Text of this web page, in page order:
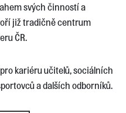
svých činností a
již tradičně centrum
ČR.
kariéru učitelů, sociálních
a dalších odborníků.